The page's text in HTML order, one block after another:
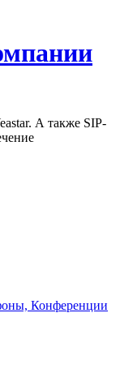
А также SIP-
Конференции